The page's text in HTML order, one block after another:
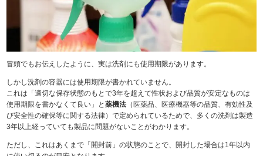
冒頭でもお伝えしたように、実は洗剤にも使用期限があります。
しかし洗剤の容器には使用期限が書かれていません。
これは「適切な保存状態のもとで3年を超えて性状および品質が安定なものは
使用期限を書かなくて良い」と薬機法 （医薬品、医療機器等の品質、有効性及
び安全性の確保等に関する法律）で定められているためで、多くの洗剤は製造
3年以上経っていても製品に問題がないことがわかります。
ただし、これはあくまで「開封前」の状態のことで、開封した場合は1年以内